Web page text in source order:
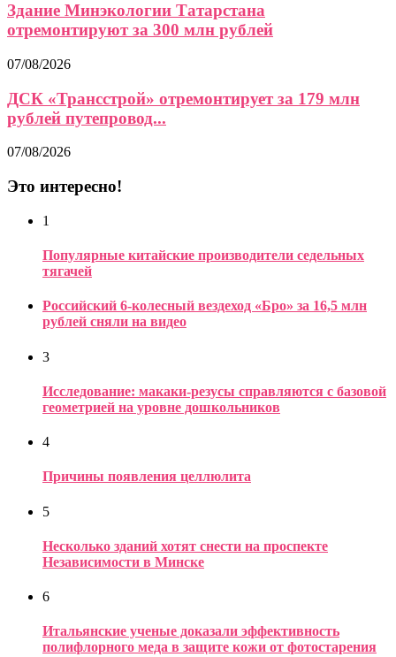
Здание Минэкологии Татарстана
отремонтируют за 300 млн рублей
07/08/2026
ДСК «Трансстрой» отремонтирует за 179 млн
рублей путепровод...
07/08/2026
Это интересно!
1
Популярные китайские производители седельных
тягачей
Российский 6-колесный вездеход «Бро» за 16,5 млн
рублей сняли на видео
3
Исследование: макаки-резусы справляются с базовой
геометрией на уровне дошкольников
4
Причины появления целлюлита
5
Несколько зданий хотят снести на проспекте
Независимости в Минске
6
Итальянские ученые доказали эффективность
полифлорного меда в защите кожи от фотостарения